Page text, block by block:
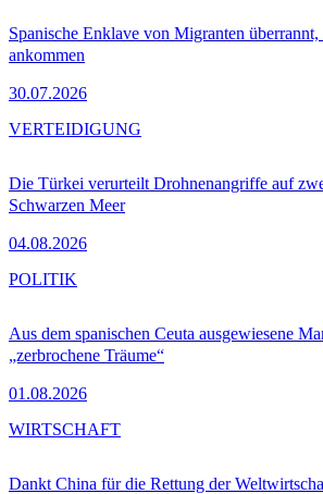
Spanische Enklave von Migranten
ankommen
30.07.2026
Die Türkei verurteilt Drohnenangriffe auf
Schwarzen Meer
04.08.2026
VERTEIDIGUNG
Aus dem spanischen Ceuta ausgewiesene
„zerbrochene Träume“
01.08.2026
POLITIK
Dankt China für die Rettung der
WIRTSCHAFT